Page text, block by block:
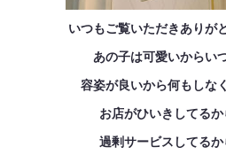
いつもご覧いただきありが
あの子は可愛いからい
容姿が良いから何もしな
お店がひいきしてるか
過剰サービスしてるか